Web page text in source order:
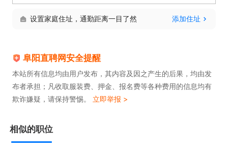
设置家庭住址，通勤距离一目了然 添加住址
阜阳直聘网安全提醒
本站所有信息均由用户发布，其内容及因之产生的后果，均由发
布者承担；凡收取服装费、押金、报名费等各种费用的信息均有
欺诈嫌疑，请保持警惕。 立即举报 >
相似的职位